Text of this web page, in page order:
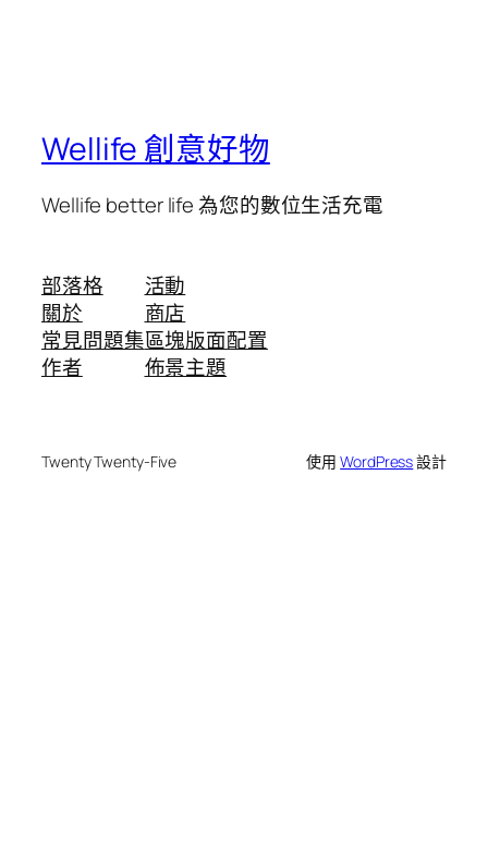
Wellife 創意好物
Wellife better life 為您的數位生活充電
部落格
關於
常見問題集
作者
活動
商店
區塊版面配置
佈景主題
Twenty Twenty-Five 使用WordPress設計